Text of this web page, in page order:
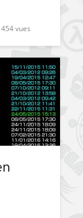
454 vues